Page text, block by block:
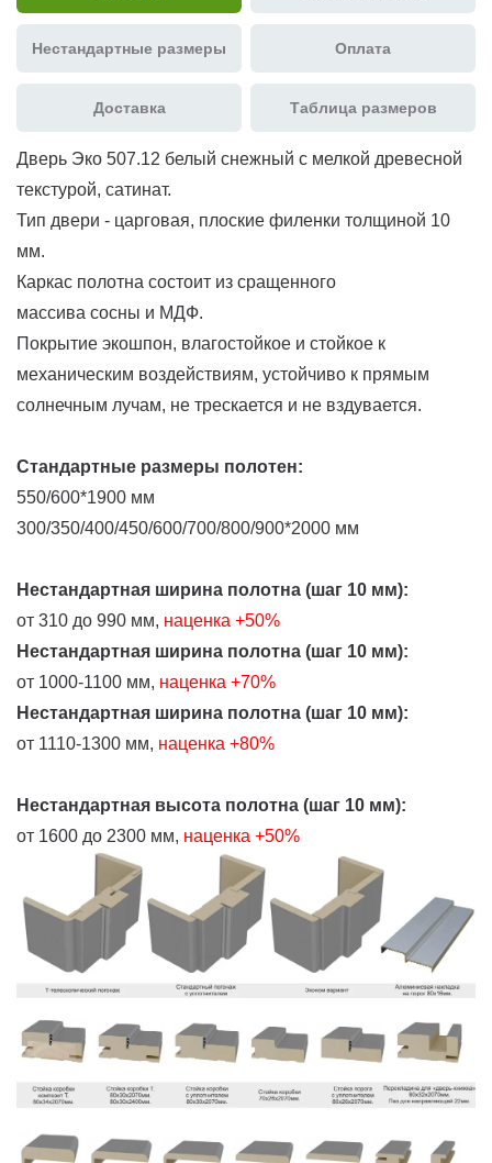
Нестандартные размеры Оплата
Доставка Таблица размеров
Дверь Эко 507.12 белый снежный с мелкой древесной
текстурой, сатинат.
Тип двери - царговая, плоские филенки толщиной 10
мм.
Каркас полотна состоит из сращенного
массива сосны и МДФ.
Покрытие экошпон, влагостойкое и стойкое к
механическим воздействиям, устойчиво к прямым
солнечным лучам, не трескается и не вздувается.
Стандартные размеры полотен:
550/600*1900 мм
300/350/400/450/600/700/800/900*2000 мм
Нестандартная ширина полотна (шаг 10 мм):
от 310 до 990 мм, наценка +50%
Нестандартная ширина полотна (шаг 10 мм):
от 1000-1100 мм, наценка +70%
Нестандартная ширина полотна (шаг 10 мм):
от 1110-1300 мм, наценка +80%
Нестандартная высота полотна (шаг 10 мм):
от 1600 до 2300 мм, наценка +50%